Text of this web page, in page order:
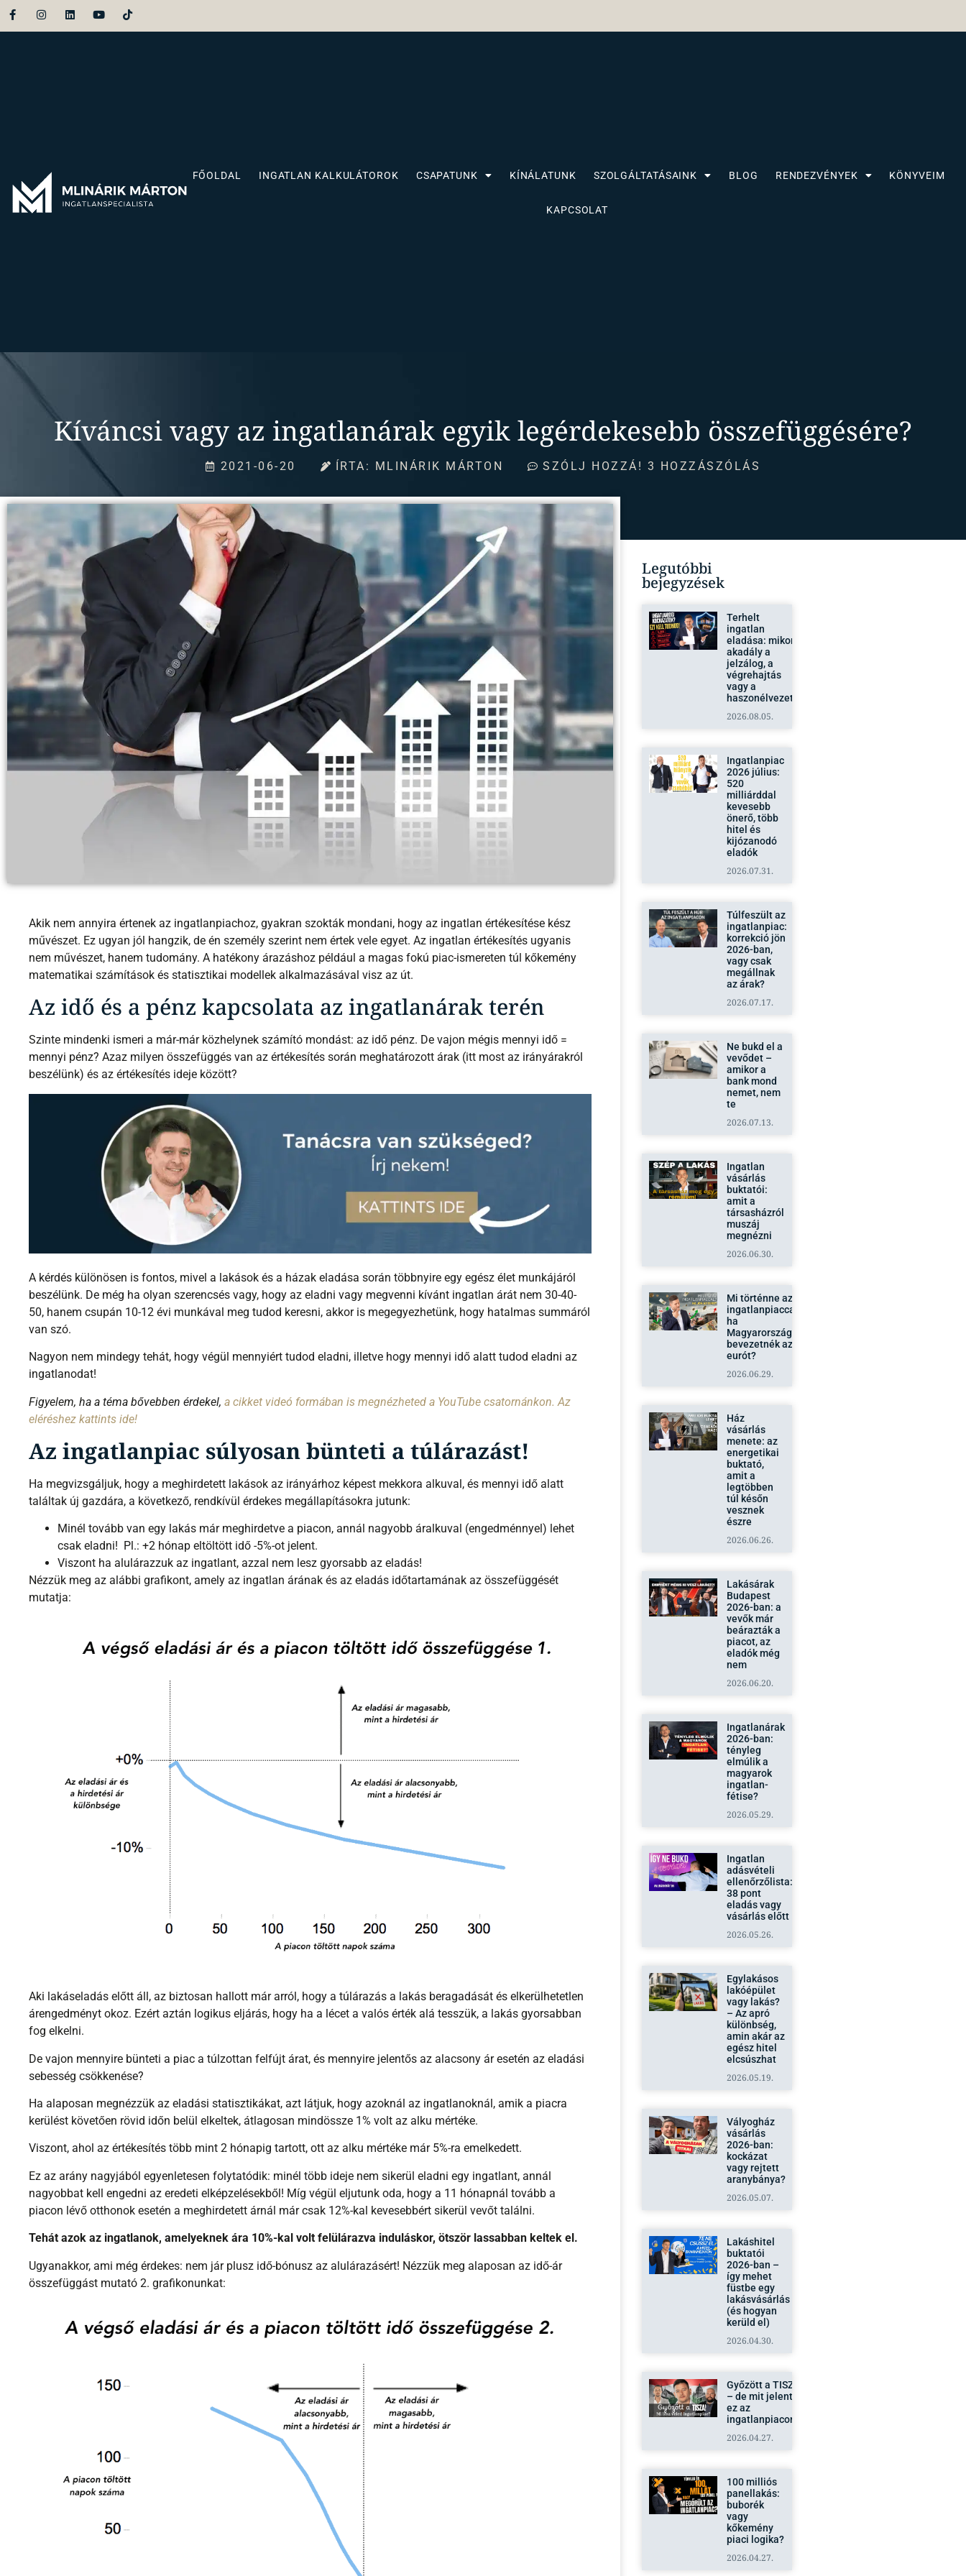
FŐOLDAL INGATLAN KALKULÁTOROK CSAPATUNK KÍNÁLATUNK SZOLGÁLTATÁSAINK BLOG RENDEZVÉNYEK KÖNYVEIM
KAPCSOLAT
Kíváncsi vagy az ingatlanárak egyik legérdekesebb összefüggésére?
2021-06-20 ÍRTA: MLINÁRIK MÁRTON SZÓLJ HOZZÁ! 3 HOZZÁSZÓLÁS
Akik nem annyira értenek az ingatlanpiachoz, gyakran szokták mondani, hogy az ingatlan értékesítése kész
művészet. Ez ugyan jól hangzik, de én személy szerint nem értek vele egyet. Az ingatlan értékesítés ugyanis
nem művészet, hanem tudomány. A hatékony árazáshoz például a magas fokú piac-ismereten túl kőkemény
matematikai számítások és statisztikai modellek alkalmazásával visz az út.
Az idő és a pénz kapcsolata az ingatlanárak terén
Szinte mindenki ismeri a már-már közhelynek számító mondást: az idő pénz. De vajon mégis mennyi idő =
mennyi pénz? Azaz milyen összefüggés van az értékesítés során meghatározott árak (itt most az irányárakról
beszélünk) és az értékesítés ideje között?
A kérdés különösen is fontos, mivel a lakások és a házak eladása során többnyire egy egész élet munkájáról
beszélünk. De még ha olyan szerencsés vagy, hogy az eladni vagy megvenni kívánt ingatlan árát nem 30-40-
50, hanem csupán 10-12 évi munkával meg tudod keresni, akkor is megegyezhetünk, hogy hatalmas summáról
van szó.
Nagyon nem mindegy tehát, hogy végül mennyiért tudod eladni, illetve hogy mennyi idő alatt tudod eladni az
ingatlanodat!
Figyelem, ha a téma bővebben érdekel, a cikket videó formában is megnézheted a YouTube csatornánkon. Az
eléréshez kattints ide!
Az ingatlanpiac súlyosan bünteti a túlárazást!
Ha megvizsgáljuk, hogy a meghirdetett lakások az irányárhoz képest mekkora alkuval, és mennyi idő alatt
találtak új gazdára, a következő, rendkívül érdekes megállapításokra jutunk:
Minél tovább van egy lakás már meghirdetve a piacon, annál nagyobb áralkuval (engedménnyel) lehet
csak eladni! Pl.: +2 hónap eltöltött idő -5%-ot jelent.
Viszont ha alulárazzuk az ingatlant, azzal nem lesz gyorsabb az eladás!
Nézzük meg az alábbi grafikont, amely az ingatlan árának és az eladás időtartamának az összefüggését
mutatja:
Aki lakáseladás előtt áll, az biztosan hallott már arról, hogy a túlárazás a lakás beragadását és elkerülhetetlen
árengedményt okoz. Ezért aztán logikus eljárás, hogy ha a lécet a valós érték alá tesszük, a lakás gyorsabban
fog elkelni.
De vajon mennyire bünteti a piac a túlzottan felfújt árat, és mennyire jelentős az alacsony ár esetén az eladási
sebesség csökkenése?
Ha alaposan megnézzük az eladási statisztikákat, azt látjuk, hogy azoknál az ingatlanoknál, amik a piacra
kerülést követően rövid időn belül elkeltek, átlagosan mindössze 1% volt az alku mértéke.
Viszont, ahol az értékesítés több mint 2 hónapig tartott, ott az alku mértéke már 5%-ra emelkedett.
Ez az arány nagyjából egyenletesen folytatódik: minél több ideje nem sikerül eladni egy ingatlant, annál
nagyobbat kell engedni az eredeti elképzelésekből! Míg végül eljutunk oda, hogy a 11 hónapnál tovább a
piacon lévő otthonok esetén a meghirdetett árnál már csak 12%-kal kevesebbért sikerül vevőt találni.
Tehát azok az ingatlanok, amelyeknek ára 10%-kal volt felülárazva induláskor, ötször lassabban keltek el.
Ugyanakkor, ami még érdekes: nem jár plusz idő-bónusz az alulárazásért! Nézzük meg alaposan az idő-ár
összefüggást mutató 2. grafikonunkat:
Legutóbbi
bejegyzések
Terhelt
ingatlan
eladása: mikor
akadály a
jelzálog, a
végrehajtás
vagy a
haszonélvezet?
2026.08.05.
Ingatlanpiac
2026 július:
520
milliárddal
kevesebb
önerő, több
hitel és
kijózanodó
eladók
2026.07.31.
Túlfeszült az
ingatlanpiac:
korrekció jön
2026-ban,
vagy csak
megállnak
az árak?
2026.07.17.
Ne bukd el a
vevődet –
amikor a
bank mond
nemet, nem
te
2026.07.13.
Ingatlan
vásárlás
buktatói:
amit a
társasházról
muszáj
megnézni
2026.06.30.
Mi történne az
ingatlanpiaccal,
ha
Magyarországon
bevezetnék az
eurót?
2026.06.29.
Ház
vásárlás
menete: az
energetikai
buktató,
amit a
legtöbben
túl későn
vesznek
észre
2026.06.26.
Lakásárak
Budapest
2026-ban: a
vevők már
beárazták a
piacot, az
eladók még
nem
2026.06.20.
Ingatlanárak
2026-ban:
tényleg
elmúlik a
magyarok
ingatlan-
fétise?
2026.05.29.
Ingatlan
adásvételi
ellenőrzőlista:
38 pont
eladás vagy
vásárlás előtt
2026.05.26.
Egylakásos
lakóépület
vagy lakás?
– Az apró
különbség,
amin akár az
egész hitel
elcsúszhat
2026.05.19.
Vályogház
vásárlás
2026-ban:
kockázat
vagy rejtett
aranybánya?
2026.05.07.
Lakáshitel
buktatói
2026-ban –
így mehet
füstbe egy
lakásvásárlás
(és hogyan
kerüld el)
2026.04.30.
Győzött a TISZA
– de mit jelent
ez az
ingatlanpiacon?
2026.04.27.
100 milliós
panellakás:
buborék
vagy
kőkemény
piaci logika?
2026.04.27.